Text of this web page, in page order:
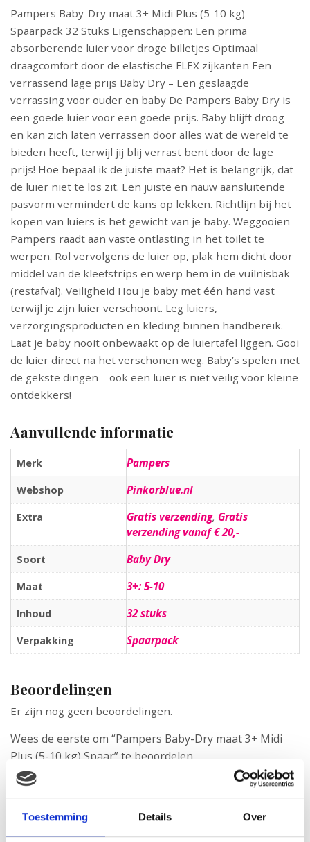
Toestemming Details Over
Pampers Baby-Dry maat 3+ Midi Plus (5-10 kg)
Spaarpack 32 Stuks Eigenschappen: Een prima
absorberende luier voor droge billetjes Optimaal
draagcomfort door de elastische FLEX zijkanten Een
verrassend lage prijs Baby Dry – Een geslaagde
verrassing voor ouder en baby De Pampers Baby Dry is
een goede luier voor een goede prijs. Baby blijft droog
en kan zich laten verrassen door alles wat de wereld te
bieden heeft, terwijl jij blij verrast bent door de lage
prijs! Hoe bepaal ik de juiste maat? Het is belangrijk, dat
de luier niet te los zit. Een juiste en nauw aansluitende
pasvorm vermindert de kans op lekken. Richtlijn bij het
kopen van luiers is het gewicht van je baby. Weggooien
Pampers raadt aan vaste ontlasting in het toilet te
werpen. Rol vervolgens de luier op, plak hem dicht door
middel van de kleefstrips en werp hem in de vuilnisbak
(restafval). Veiligheid Hou je baby met één hand vast
terwijl je zijn luier verschoont. Leg luiers,
verzorgingsproducten en kleding binnen handbereik.
Laat je baby nooit onbewaakt op de luiertafel liggen. Gooi
de luier direct na het verschonen weg. Baby’s spelen met
de gekste dingen – ook een luier is niet veilig voor kleine
ontdekkers!
Aanvullende informatie
Merk Pampers
Webshop Pinkorblue.nl
Extra Gratis verzending, Gratis
verzending vanaf € 20,-
Soort Baby Dry
Maat 3+: 5-10
Inhoud 32 stuks
Verpakking Spaarpack
Beoordelingen
Er zijn nog geen beoordelingen.
Wees de eerste om “Pampers Baby-Dry maat 3+ Midi
Plus (5-10 kg) Spaar” te beoordelen
Je e-mailadres wordt niet gepubliceerd.
Vereiste velden zijn
gemarkeerd met
Je beoordeling*